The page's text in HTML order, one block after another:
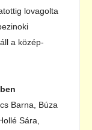
lovagolta
a közép-
Barna, Búza
Sára,